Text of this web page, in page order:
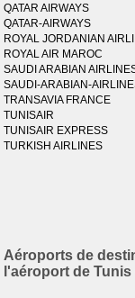
QATAR AIRWAYS
QATAR-AIRWAYS
ROYAL JORDANIAN
ROYAL AIR MAROC
SAUDI ARABIAN
SAUDI-ARABIAN-
TRANSAVIA FRANCE
TUNISAIR
TUNISAIR EXPRESS
TURKISH AIRLINES
Aéroports de
l'aéroport de